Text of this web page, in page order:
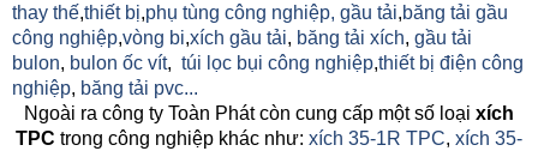
thay thế,thiết bị,phụ tùng công nghiệp, gầu tải,băng tải gầu
công nghiệp,vòng bi,xích gầu tải, băng tải xích, gầu tải
bulon, bulon ốc vít, túi lọc bụi công nghiệp,thiết bị điện công
nghiệp, băng tải pvc...
Ngoài ra công ty Toàn Phát còn cung cấp một số loại xích
TPC trong công nghiệp khác như: xích 35-1R TPC, xích 35-